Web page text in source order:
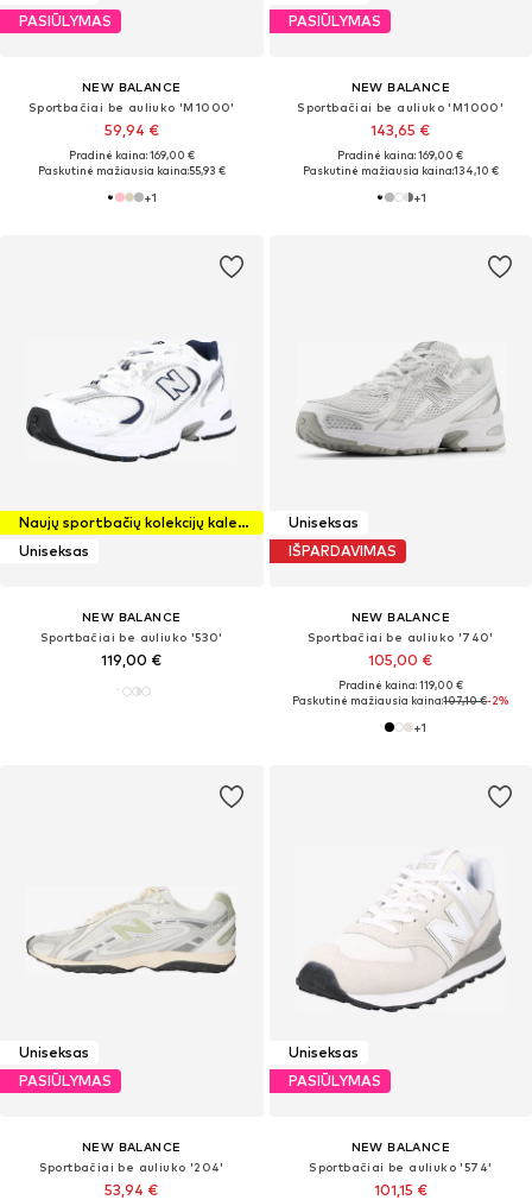
PASIŪLYMAS
NEW BALANCE
Sportbačiai be auliuko 'M1000'
59,94 €
Pradinė kaina: 169,00 €
Paskutinė mažiausia kaina:55,93 €
+1
PASIŪLYMAS
NEW BALANCE
Sportbačiai be auliuko 'M1000'
143,65 €
Pradinė kaina: 169,00 €
Paskutinė mažiausia kaina:134,10 €
+1
Naujų sportbačių kolekcijų kalendorius
Uniseksas
NEW BALANCE
Sportbačiai be auliuko '530'
119,00 €
Uniseksas
IŠPARDAVIMAS
NEW BALANCE
Sportbačiai be auliuko '740'
105,00 €
Pradinė kaina: 119,00 €
Paskutinė mažiausia kaina:107,10 €-2%
+1
Uniseksas
PASIŪLYMAS
NEW BALANCE
Sportbačiai be auliuko '204'
53,94 €
Uniseksas
PASIŪLYMAS
NEW BALANCE
Sportbačiai be auliuko '574'
101,15 €